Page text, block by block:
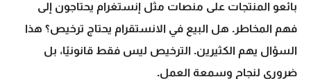
بائعو المنتجات على منصات مثل إنستغرام يحتاجون إلى
فهم المخاطر. هل البيع في الانستقرام يحتاج ترخيص؟ هذا
السؤال يهم الكثيرين. الترخيص ليس فقط قانونيًا، بل
ضروري لنجاح وسمعة العمل.